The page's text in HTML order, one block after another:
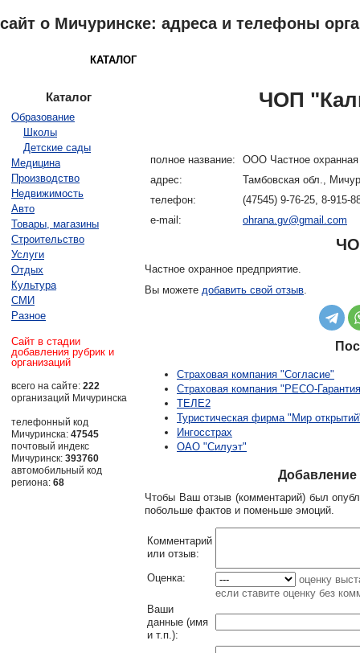
сайт о Мичуринске: адреса и телефоны
КАТАЛОГ
ЧОП
полное название:
ООО Частное охранная
адрес:
Тамбовская обл.,
телефон:
(47545) 9-76-25, 8-915-
e-mail:
ohrana.gv@gmail.com
Частное охранное предприятие.
Вы можете добавить свой отзыв.
Страховая компания "Согласие"
Страховая компания "РЕСО-
ТЕЛЕ2
Туристическая фирма "Мир
Ингосстрах
ОАО "Силуэт"
Добавление
Чтобы Ваш отзыв (комментарий) был
побольше фактов и поменьше эмоций.
Комментарий
или отзыв:
Оценка:
оценку
если ставите оценку без
Ваши
данные (имя
и т.п.):
Каталог
Образование
Школы
Детские сады
Медицина
Производство
Недвижимость
Авто
Товары, магазины
Строительство
Услуги
Отдых
Культура
СМИ
Разное
Сайт в стадии
добавления рубрик и
организаций
всего на сайте: 222
организаций Мичуринска
телефонный код
Мичуринска: 47545
почтовый индекс
Мичуринск: 393760
автомобильный код
региона: 68